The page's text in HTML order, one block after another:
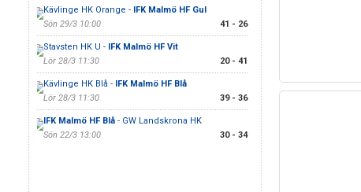
Kävlinge HK Orange - IFK Malmö HF Gul
Sön 29/3 10:00
41 - 26
Stavsten HK U - IFK Malmö HF Vit
Lör 28/3 11:30
20 - 41
Kävlinge HK Blå - IFK Malmö HF Blå
Lör 28/3 11:30
39 - 36
IFK Malmö HF Blå- GW Landskrona HK
Sön 22/3 13:00
30 - 34